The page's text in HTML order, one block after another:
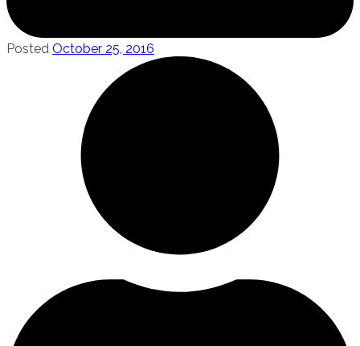
Posted October 25, 2016